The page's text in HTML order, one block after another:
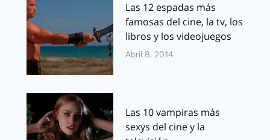
Las 12 espadas más
famosas del cine, la tv, los
libros y los videojuegos
Abril 8, 2014
Las 10 vampiras más
sexys del cine y la